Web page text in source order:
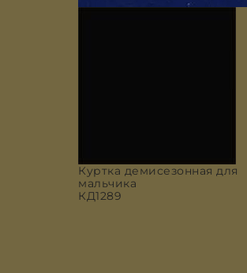
Куртка демисезонная для
мальчика
КД1289